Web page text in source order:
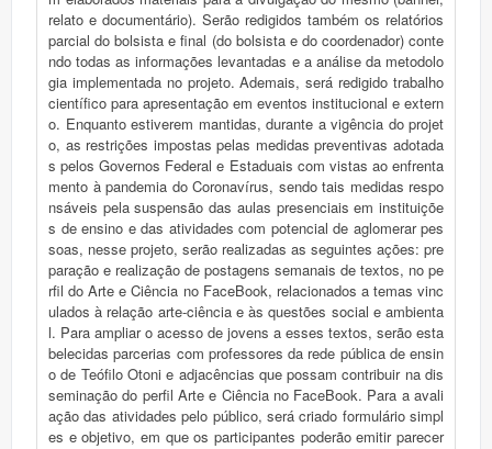
relato e documentário). Serão redigidos também os relatórios
parcial do bolsista e final (do bolsista e do coordenador) conte
ndo todas as informações levantadas e a análise da metodolo
gia implementada no projeto. Ademais, será redigido trabalho
científico para apresentação em eventos institucional e extern
o. Enquanto estiverem mantidas, durante a vigência do projet
o, as restrições impostas pelas medidas preventivas adotada
s pelos Governos Federal e Estaduais com vistas ao enfrenta
mento à pandemia do Coronavírus, sendo tais medidas respo
nsáveis pela suspensão das aulas presenciais em instituiçõe
s de ensino e das atividades com potencial de aglomerar pes
soas, nesse projeto, serão realizadas as seguintes ações: pre
paração e realização de postagens semanais de textos, no pe
rfil do Arte e Ciência no FaceBook, relacionados a temas vinc
ulados à relação arte-ciência e às questões social e ambienta
l. Para ampliar o acesso de jovens a esses textos, serão esta
belecidas parcerias com professores da rede pública de ensin
o de Teófilo Otoni e adjacências que possam contribuir na dis
seminação do perfil Arte e Ciência no FaceBook. Para a avali
ação das atividades pelo público, será criado formulário simpl
es e objetivo, em que os participantes poderão emitir parecer